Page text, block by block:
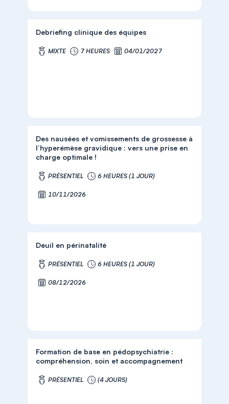
Debriefing clinique des équipes
MIXTE 7 HEURES 04/01/2027
Des nausées et vomissements de grossesse à
l’hyperémèse gravidique : vers une prise en
charge optimale !
PRÉSENTIEL 6 HEURES (1 JOUR)
10/11/2026
Deuil en périnatalité
PRÉSENTIEL 6 HEURES (1 JOUR)
08/12/2026
Formation de base en pédopsychiatrie :
compréhension, soin et accompagnement
PRÉSENTIEL (4 JOURS)